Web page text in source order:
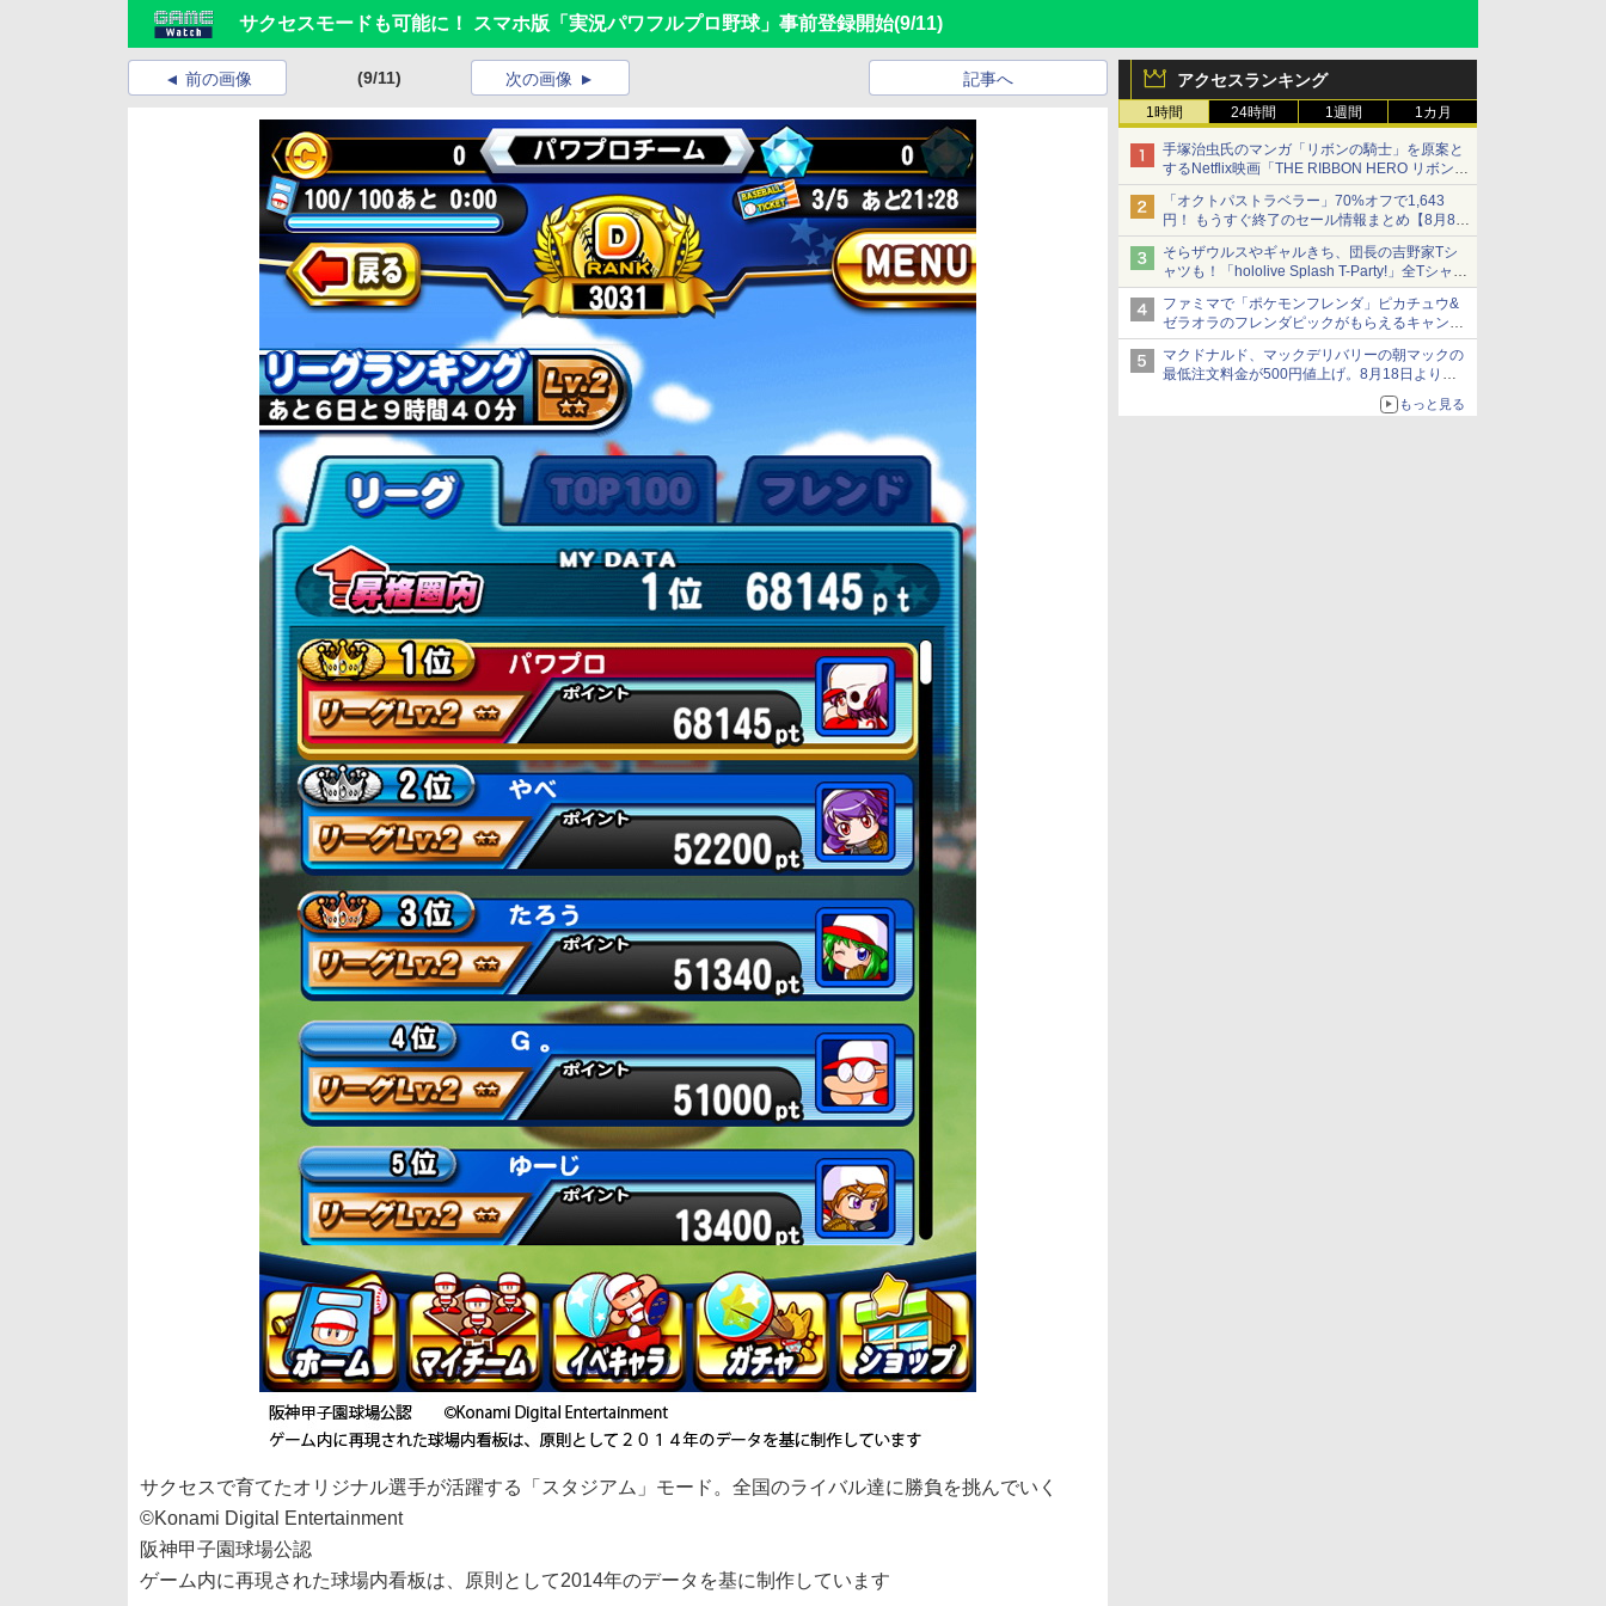
サクセスモードも可能に！ スマホ版「実況パワフルプロ野球」事前登録開始(9/11)
アクセスランキング
1時間 24時間 1週間 1カ月
手塚治虫氏のマンガ「リボンの騎士」を原案と
するNetflix映画「THE RIBBON HERO リボンヒ
ーロー」本日配信開始
「オクトパストラベラー」70%オフで1,643
円！ もうすぐ終了のセール情報まとめ【8月8日
更新】
ニンテンドーeショップでは「大神 絶景版」が
67%オフで990円
そらザウルスやギャルきち、団長の吉野家Tシ
ャツも！「hololive Splash T-Party!」全Tシャツ
ラインナップ公開＆オンライン販売開始
ファミマで「ポケモンフレンダ」ピカチュウ&
ゼラオラのフレンダピックがもらえるキャンペ
ーン開催！
マクドナルド、マックデリバリーの朝マックの
最低注文料金が500円値上げ。8月18日より
もっと見る
前の画像 (9/11) 記事へ
次の画像
サクセスで育てたオリジナル選手が活躍する「スタジアム」モード。全国のライバル達に勝負を挑んでいく
©Konami Digital Entertainment
阪神甲子園球場公認
ゲーム内に再現された球場内看板は、原則として2014年のデータを基に制作しています